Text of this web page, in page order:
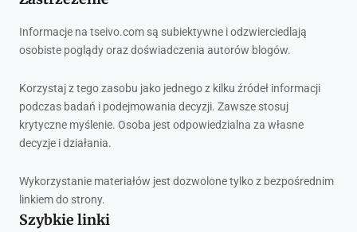
Informacje na tseivo.com są subiektywne i odzwierciedlają
osobiste poglądy oraz doświadczenia autorów blogów.
Korzystaj z tego zasobu jako jednego z kilku źródeł informacji
podczas badań i podejmowania decyzji. Zawsze stosuj
krytyczne myślenie. Osoba jest odpowiedzialna za własne
decyzje i działania.
Wykorzystanie materiałów jest dozwolone tylko z bezpośrednim
linkiem do strony.
Szybkie linki